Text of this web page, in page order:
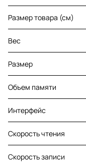
Размер товара (см)
Вес
Размер
Объем памяти
Интерфейс
Скорость чтения
Скорость записи